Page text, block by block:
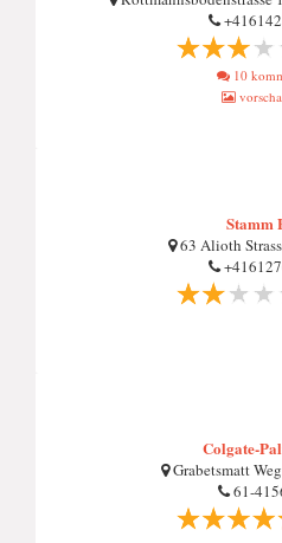
10
Stamm
63 Alioth
Colgate-
Grabetsmatt
61-